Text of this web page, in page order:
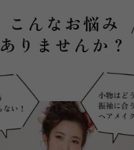
こんなお悩み
ありませんか？